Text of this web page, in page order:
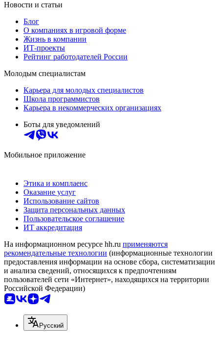
Новости и статьи
Блог
О компаниях в игровой форме
Жизнь в компании
ИТ-проекты
Рейтинг работодателей России
Молодым специалистам
Карьера для молодых специалистов
Школа программистов
Карьера в некоммерческих организациях
Боты для уведомлений
Мобильное приложение
Этика и комплаенс
Оказание услуг
Использование сайтов
Защита персональных данных
Пользовательское соглашение
ИТ аккредитация
На информационном ресурсе hh.ru применяются
рекомендательные технологии (информационные технологии
предоставления информации на основе сбора, систематизации
и анализа сведений, относящихся к предпочтениям
пользователей сети «Интернет», находящихся на территории
Российской Федерации)
Русский